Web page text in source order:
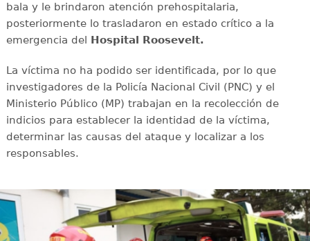
bala y le brindaron atención prehospitalaria,
posteriormente lo trasladaron en estado crítico a la
emergencia del Hospital Roosevelt.
La víctima no ha podido ser identificada, por lo que
investigadores de la Policía Nacional Civil (PNC) y el
Ministerio Público (MP) trabajan en la recolección de
indicios para establecer la identidad de la víctima,
determinar las causas del ataque y localizar a los
responsables.